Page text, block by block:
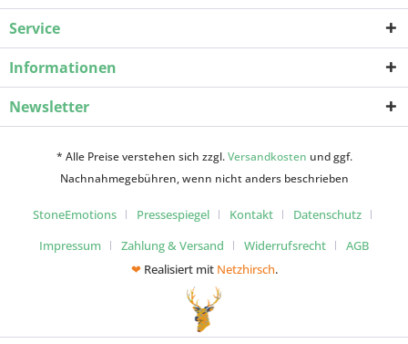
Service
Informationen
Newsletter
* Alle Preise verstehen sich zzgl.Versandkosten und ggf.
Nachnahmegebühren, wenn nicht anders beschrieben
StoneEmotions Pressespiegel Kontakt
Datenschutz
Impressum
Zahlung & Versand Widerrufsrecht
AGB
❤ Realisiert mit Netzhirsch.